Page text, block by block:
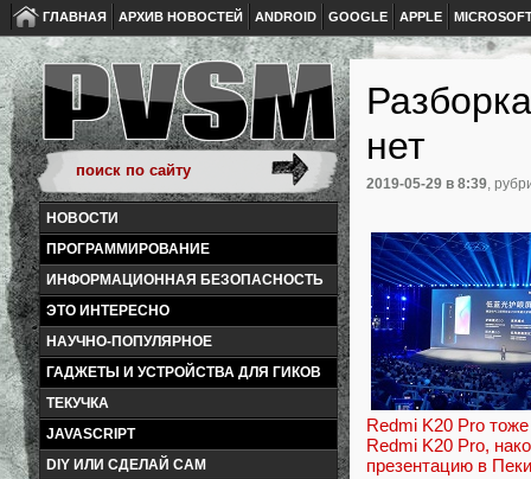
ГЛАВНАЯ АРХИВ НОВОСТЕЙ ANDROID GOOGLE APPLE
НОВОСТИ
ПРОГРАММИРОВАНИЕ
ИНФОРМАЦИОННАЯ БЕЗОПАСНОСТЬ
ЭТО ИНТЕРЕСНО
НАУЧНО-ПОПУЛЯРНОЕ
ГАДЖЕТЫ И УСТРОЙСТВА ДЛЯ ГИКОВ
ТЕКУЧКА
JAVASCRIPT
DIY ИЛИ СДЕЛАЙ САМ
нет
2019-05-29 в 8:39,
Redmi K20 Pro
Redmi K20 Pro,
презентацию в